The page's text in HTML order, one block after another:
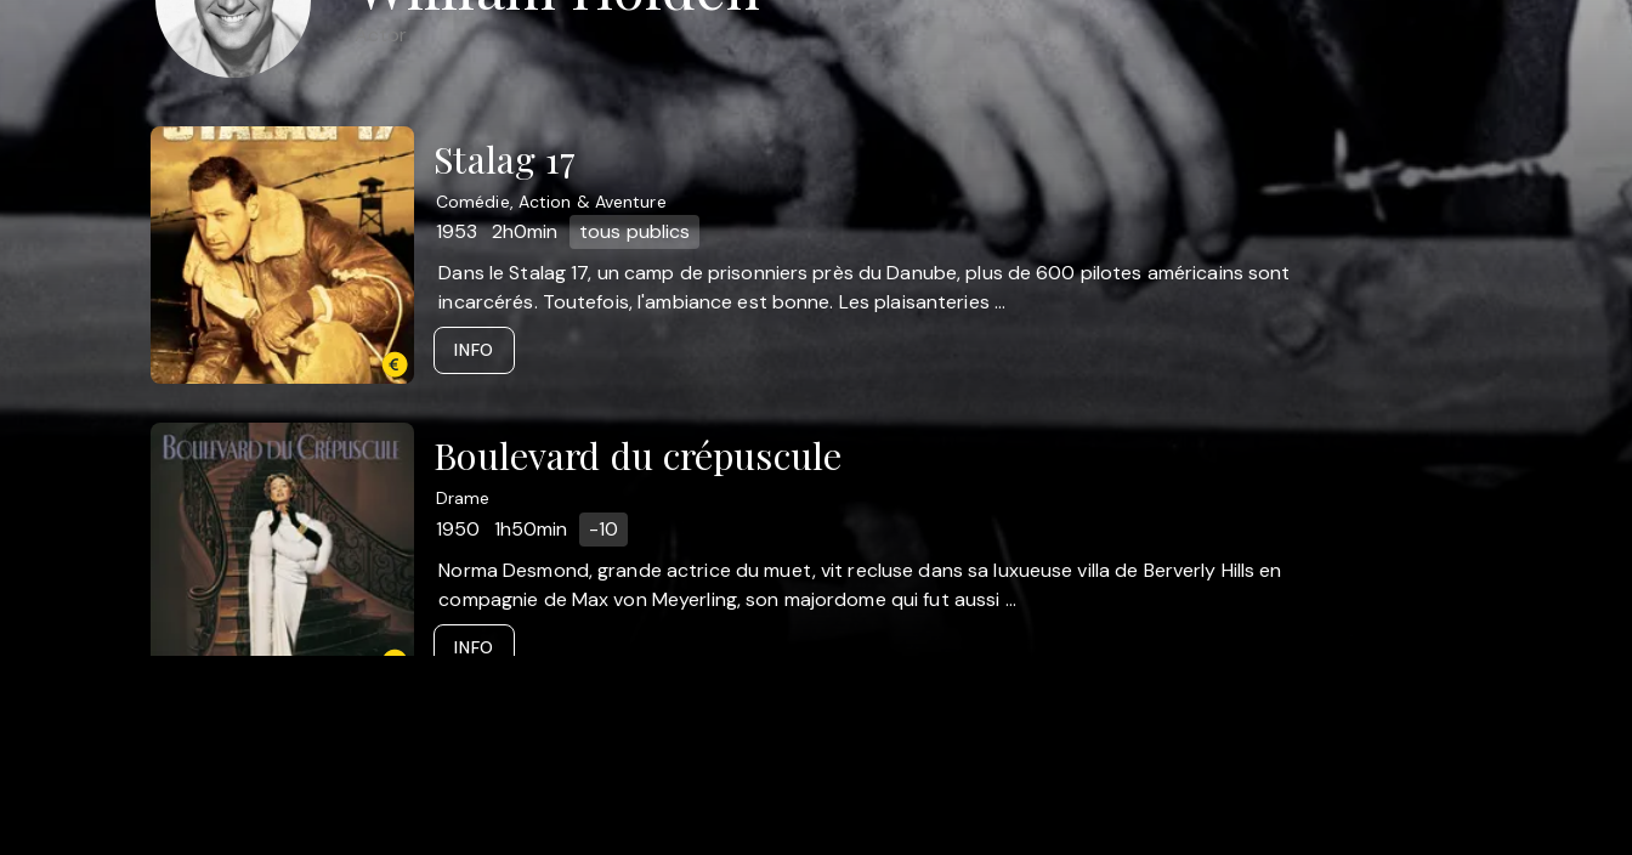
Actor
Stalag 17
Comédie, Action & Aventure
1953 2h0min
tous publics
Dans le Stalag 17, un camp de prisonniers près du Danube, plus de 600 pilotes américains sont
incarcérés. Toutefois, l'ambiance est bonne. Les plaisanteries ...
INFO
Boulevard du crépuscule
Drame
1950 1h50min
-10
Norma Desmond, grande actrice du muet, vit recluse dans sa luxueuse villa de Berverly Hills en
compagnie de Max von Meyerling, son majordome qui fut aussi ...
INFO